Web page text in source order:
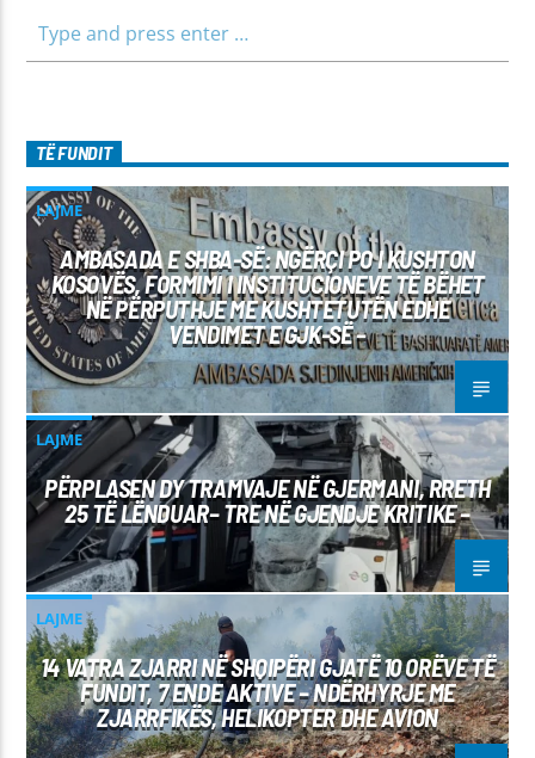
TË FUNDIT
LAJME
AMBASADA E SHBA-SË: NGËRÇI PO I KUSHTON
KOSOVËS, FORMIMI I INSTITUCIONEVE TË BËHET
NË PËRPUTHJE ME KUSHTETUTËN EDHE
VENDIMET E GJK-SË –
LAJME
PËRPLASEN DY TRAMVAJE NË GJERMANI, RRETH
25 TË LËNDUAR– TRE NË GJENDJE KRITIKE –
LAJME
14 VATRA ZJARRI NË SHQIPËRI GJATË 10 ORËVE TË
FUNDIT, 7 ENDE AKTIVE – NDËRHYRJE ME
ZJARRFIKËS, HELIKOPTER DHE AVION